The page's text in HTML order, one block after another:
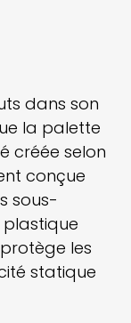
dans son
la palette
créée selon
conçue
sous-
les
statique